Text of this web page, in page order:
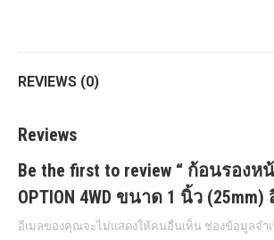
REVIEWS (0)
Reviews
Be the first to review “ ก้อนรอง
OPTION 4WD ขนาด 1 นิ้ว (25mm)
อีเมลของคุณจะไม่แสดงให้คนอื่นเห็น ช่องข้อมูลจำ